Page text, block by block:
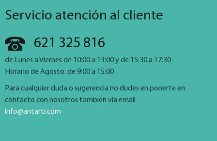
Servicio atención al cliente
621 325 816
de Lunes a Viernes de 10:00 a 13:00 y de 15:30 a 17:30
Horario de Agosto: de 9:00 a 15:00
Para cualquier duda o sugerencia no dudes en ponerte en
contacto con nosotros también vía email
info@antarti.com.